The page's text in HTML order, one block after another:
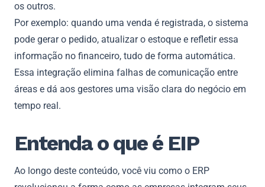
os outros.
Por exemplo: quando uma venda é registrada, o sistema
pode gerar o pedido, atualizar o estoque e refletir essa
informação no financeiro, tudo de forma automática.
Essa integração elimina falhas de comunicação entre
áreas e dá aos gestores uma visão clara do negócio em
tempo real.
Entenda o que é EIP
Ao longo deste conteúdo, você viu como o ERP